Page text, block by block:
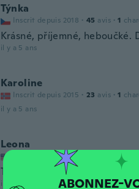
Týnka
Inscrit depuis 2018 · 45 avis · 1
Krásné, příjemné, heboučké.
il y a 5 ans
Karoline
Inscrit depuis 2015 · 23 avis · 1
il y a 5 ans
Leona
Inscrit depuis 2016
To small
il y a 5 ans